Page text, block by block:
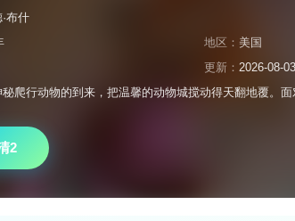
布什
地区： 美国
更新： 2026-08-
爬行动物的到来，把温馨的动物城搅动得天翻地覆。
2